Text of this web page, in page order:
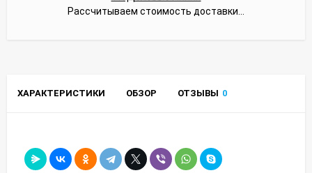
Рассчитываем стоимость доставки...
ХАРАКТЕРИСТИКИ ОБЗОР ОТЗЫВЫ 0